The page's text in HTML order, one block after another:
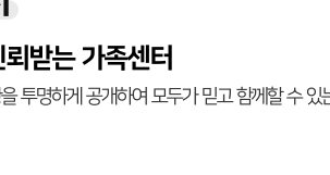
받는 가족센터
투명하게 공개하여 모두가 믿고 함께할 수 있